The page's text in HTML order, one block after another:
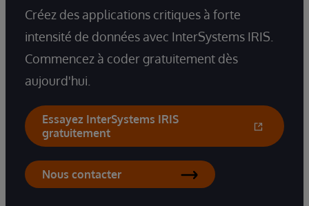
Créez des applications critiques à forte
intensité de données avec InterSystems IRIS.
Commencez à coder gratuitement dès
aujourd'hui.
Essayez InterSystems IRIS
gratuitement
Nous contacter